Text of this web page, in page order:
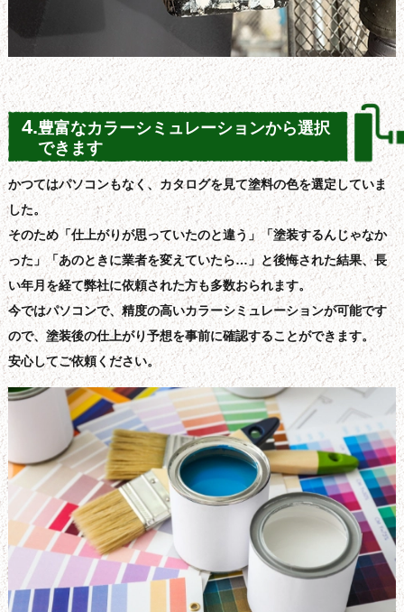
4.豊富なカラーシミュレーションから選択
できます
かつてはパソコンもなく、カタログを見て塗料の色を選定していま
した。
そのため「仕上がりが思っていたのと違う」「塗装するんじゃなか
った」「あのときに業者を変えていたら…」と後悔された結果、長
い年月を経て弊社に依頼された方も多数おられます。
今ではパソコンで、精度の高いカラーシミュレーションが可能です
ので、塗装後の仕上がり予想を事前に確認することができます。
安心してご依頼ください。